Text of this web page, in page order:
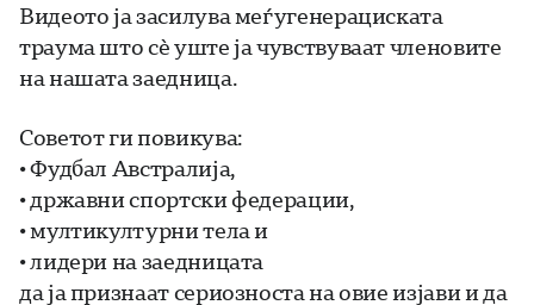
Видеото ја засилува меѓугенерациската
траума што сè уште ја чувствуваат членовите
на нашата заедница.
Советот ги повикува:
• Фудбал Австралија,
• државни спортски федерации,
• мултикултурни тела и
• лидери на заедницата
да ја признаат сериозноста на овие изјави и да